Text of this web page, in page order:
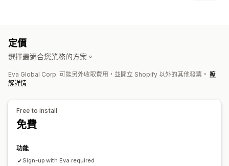
追蹤頁面
定價
選擇最適合您業務的方案。
Eva Global Corp. 可能另外收取費用，並開立 Shopify 以外的其他發票。 瞭
解詳情
Free to install
免費
功能
Sign-up with Eva required